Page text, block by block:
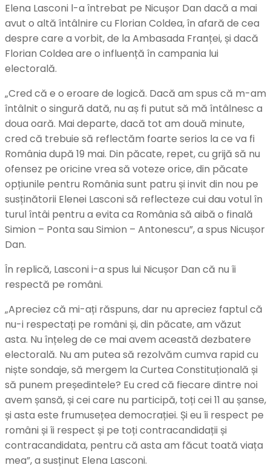
Elena Lasconi l-a întrebat pe Nicușor Dan dacă a mai
avut o altă întâlnire cu Florian Coldea, în afară de cea
despre care a vorbit, de la Ambasada Franței, și dacă
Florian Coldea are o influență în campania lui
electorală.
„Cred că e o eroare de logică. Dacă am spus că m-am
întâlnit o singură dată, nu aș fi putut să mă întâlnesc a
doua oară. Mai departe, dacă tot am două minute,
cred că trebuie să reflectăm foarte serios la ce va fi
România după 19 mai. Din păcate, repet, cu grijă să nu
ofensez pe oricine vrea să voteze orice, din păcate
opțiunile pentru România sunt patru și invit din nou pe
susținătorii Elenei Lasconi să reflecteze cui dau votul în
turul întâi pentru a evita ca România să aibă o finală
Simion – Ponta sau Simion – Antonescu”, a spus Nicușor
Dan.
În replică, Lasconi i-a spus lui Nicușor Dan că nu îi
respectă pe români.
„Apreciez că mi-ați răspuns, dar nu apreciez faptul că
nu-i respectați pe români și, din păcate, am văzut
asta. Nu înțeleg de ce mai avem această dezbatere
electorală. Nu am putea să rezolvăm cumva rapid cu
niște sondaje, să mergem la Curtea Constituțională și
să punem președintele? Eu cred că fiecare dintre noi
avem șansă, și cei care nu participă, toți cei 11 au șanse,
și asta este frumusețea democrației. Și eu îi respect pe
români și îi respect și pe toți contracandidații și
contracandidata, pentru că asta am făcut toată viața
mea”, a susținut Elena Lasconi.